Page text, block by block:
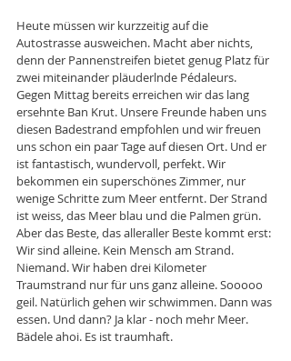
Heute müssen wir kurzzeitig auf die
Autostrasse ausweichen. Macht aber nichts,
denn der Pannenstreifen bietet genug Platz für
zwei miteinander pläuderlnde Pédaleurs.
Gegen Mittag bereits erreichen wir das lang
ersehnte Ban Krut. Unsere Freunde haben uns
diesen Badestrand empfohlen und wir freuen
uns schon ein paar Tage auf diesen Ort. Und er
ist fantastisch, wundervoll, perfekt. Wir
bekommen ein superschönes Zimmer, nur
wenige Schritte zum Meer entfernt. Der Strand
ist weiss, das Meer blau und die Palmen grün.
Aber das Beste, das alleraller Beste kommt erst:
Wir sind alleine. Kein Mensch am Strand.
Niemand. Wir haben drei Kilometer
Traumstrand nur für uns ganz alleine. Sooooo
geil. Natürlich gehen wir schwimmen. Dann was
essen. Und dann? Ja klar - noch mehr Meer.
Bädele ahoi. Es ist traumhaft.